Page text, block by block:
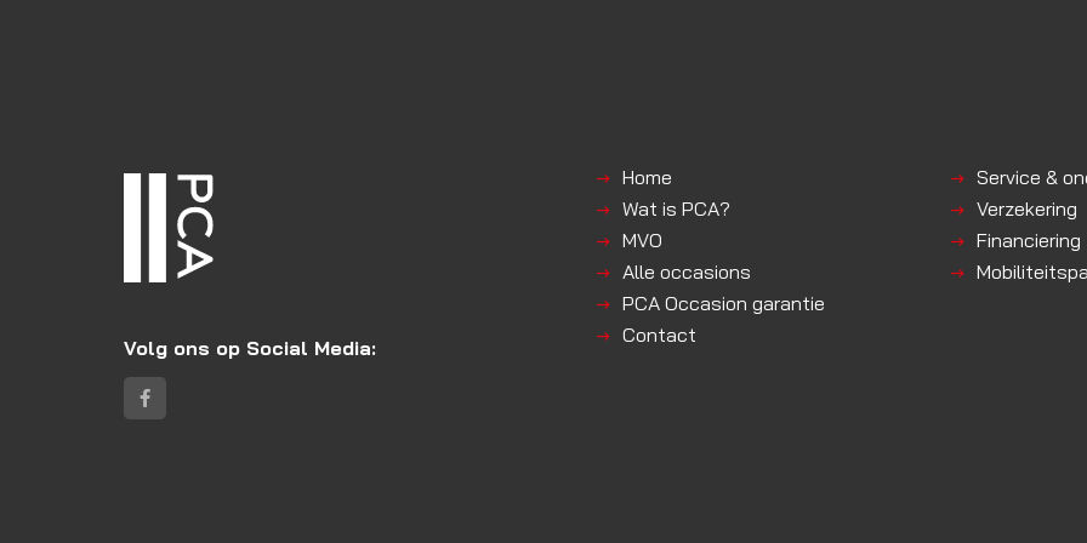
Volg ons op Social Media:
Service &
Verzekering
Financiering
Home
Wat is PCA?
MVO
Alle occasions
PCA Occasion garantie
Contact